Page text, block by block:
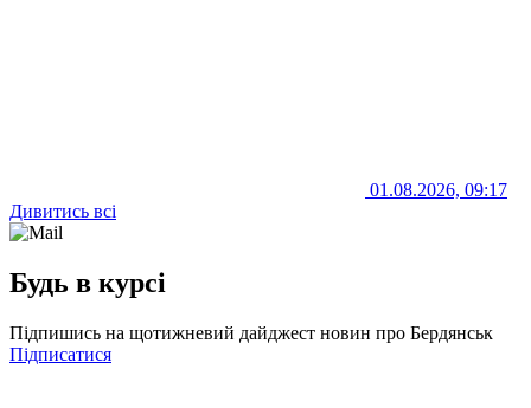
01.08.2026, 09:17
Дивитись всі
Будь в курсі
Підпишись на щотижневий дайджест новин про Бердянськ
Підписатися